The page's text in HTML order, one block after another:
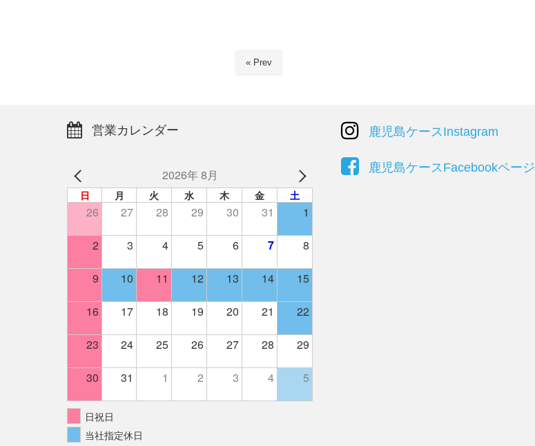
« Prev
営業カレンダー
2026年 8月
日 月 火 水 木 金 土
26 27 28 29 30 31 1
2 3 4 5 6 7 8
9 10 11 12 13 14 15
16 17 18 19 20 21 22
23 24 25 26 27 28 29
30 31 1 2 3 4 5
日祝日
当社指定休日
鹿児島ケースInstagram
鹿児島ケースFacebookページ